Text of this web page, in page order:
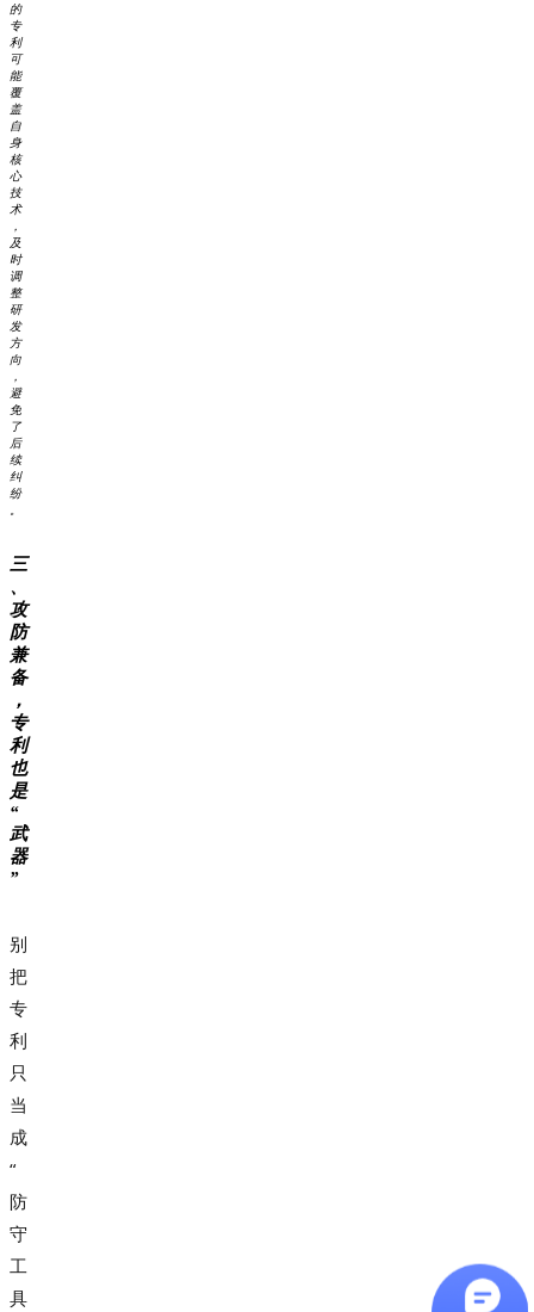
的
专
利
可
能
覆
盖
自
身
核
心
技
术
，
及
时
调
整
研
发
方
向
，
避
免
了
后
续
纠
纷
三
、
攻
防
兼
备
，
专
利
也
是
“
武
器
”
别
把
专
利
只
当
成
“
防
守
工
具